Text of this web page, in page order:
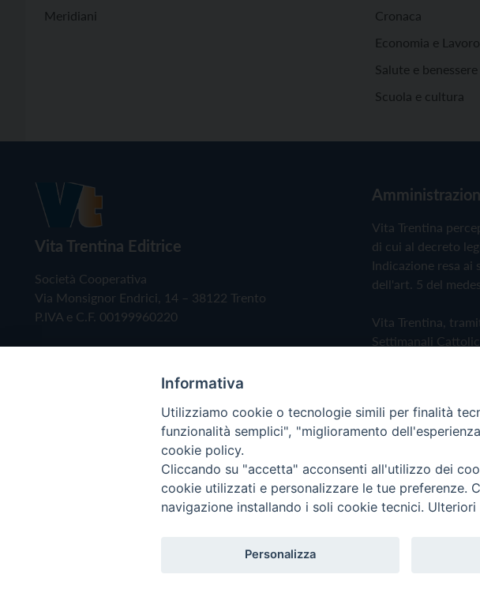
Meridiani
Cronaca
Economia e Lavoro
Salute e benessere
Scuola e cultura
Vita Trentina Editrice
Società Cooperativa
Via Monsignor Endrici, 14 – 38122 Trento
P.IVA e C.F. 00199960220
Vita Trentina
di cui al decreto
Indicazione resa ai
dell'art. 5 del
Vita Trentina,
Settimanali
Privacy Policy
Copyright © 2019 - Tutti i diritti riservati - Vita Trentina Editrice
Informativa
Utilizziamo cookie o tecnologie simili per finalità
funzionalità semplici", "miglioramento
cookie policy.
Cliccando su "accetta" acconsenti all'utilizzo dei
cookie utilizzati e personalizzare le tue preferenze.
navigazione installando i soli cookie tecnici.
Personalizza